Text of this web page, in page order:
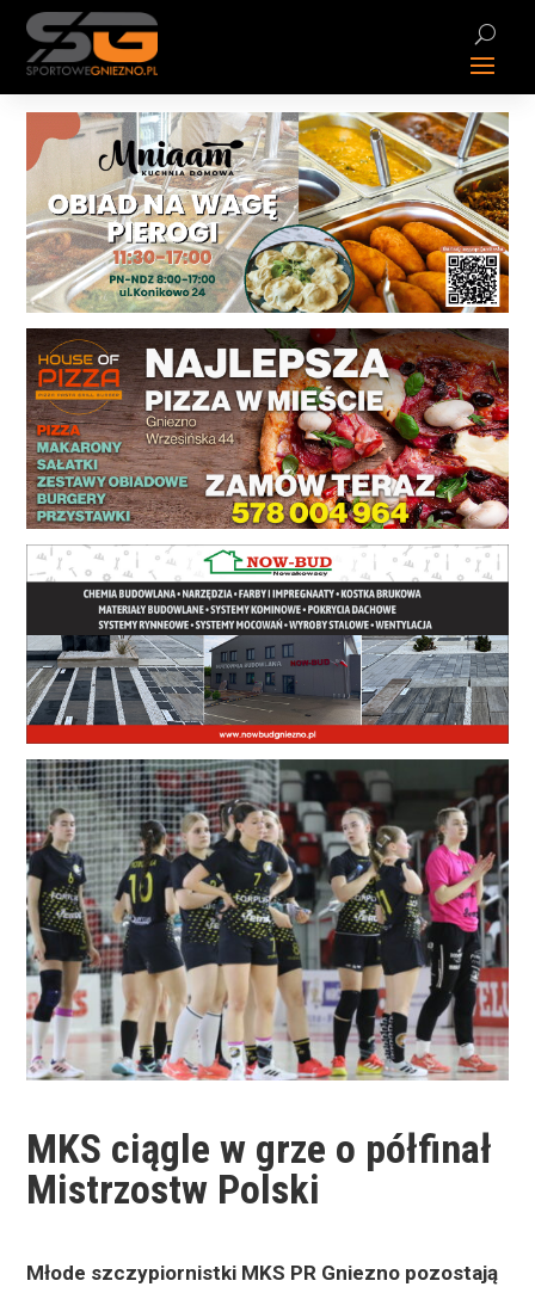
MKS ciągle w grze o półfinał
Mistrzostw Polski
Młode szczypiornistki MKS PR Gniezno pozostają